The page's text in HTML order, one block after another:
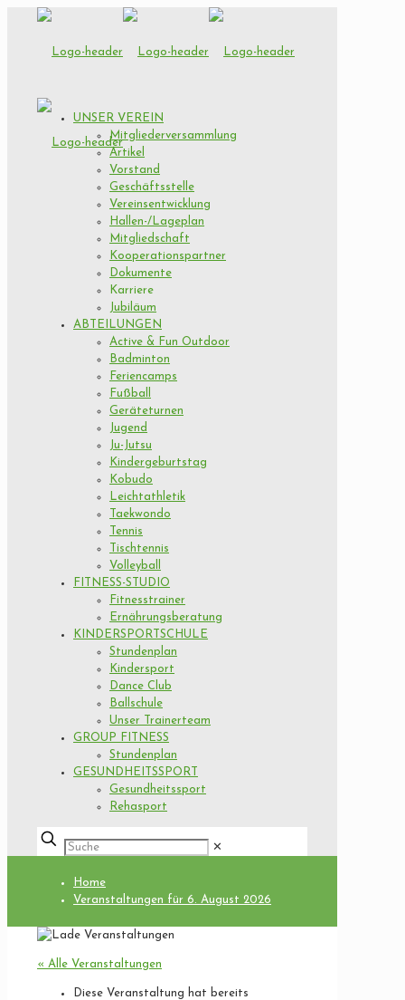
UNSER VEREIN
Mitgliederversammlung
Artikel
Vorstand
Geschäftsstelle
Vereinsentwicklung
Hallen-/Lageplan
Mitgliedschaft
Kooperationspartner
Dokumente
Karriere
Jubiläum
ABTEILUNGEN
Active & Fun Outdoor
Badminton
Feriencamps
Fußball
Geräteturnen
Jugend
Ju-Jutsu
Kindergeburtstag
Kobudo
Leichtathletik
Taekwondo
Tennis
Tischtennis
Volleyball
FITNESS-STUDIO
Fitnesstrainer
Ernährungsberatung
KINDERSPORTSCHULE
Stundenplan
Kindersport
Dance Club
Ballschule
Unser Trainerteam
GROUP FITNESS
Stundenplan
GESUNDHEITSSPORT
Gesundheitssport
Rehasport
✕
Home
Veranstaltungen für 6. August 2026
« Alle Veranstaltungen
Diese Veranstaltung hat bereits